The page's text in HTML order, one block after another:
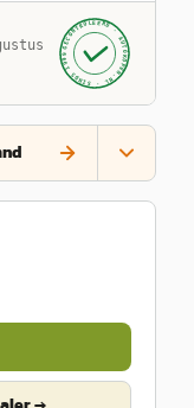
GECONTROLEERD ·
AUTOKOPEN.NL
· SINDS 1999 ·